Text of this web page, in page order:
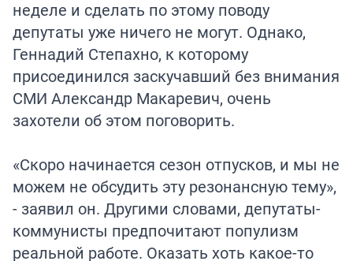
неделе и сделать по этому поводу
депутаты уже ничего не могут. Однако,
Геннадий Степахно, к которому
присоединился заскучавший без внимания
СМИ Александр Макаревич, очень
захотели об этом поговорить.
«Скоро начинается сезон отпусков, и мы не
можем не обсудить эту резонансную тему»,
- заявил он. Другими словами, депутаты-
коммунисты предпочитают популизм
реальной работе. Оказать хоть какое-то